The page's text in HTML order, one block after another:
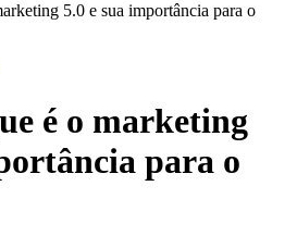
5.0 e sua importância para o
é o marketing
para o